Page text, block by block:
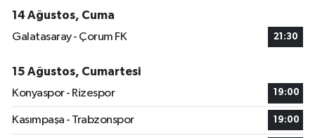
14 Ağustos, Cuma
Galatasaray - Çorum FK
21:30
15 Ağustos, Cumartesi
Konyaspor - Rizespor
19:00
Kasımpaşa - Trabzonspor 19:00